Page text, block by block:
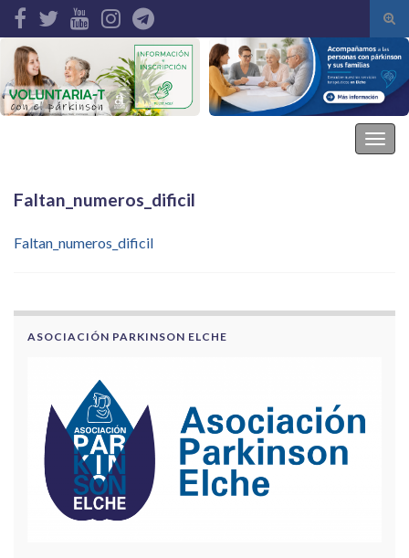
de
Search for:
Faltan_numeros_dificil
Faltan_numeros_dificil
ASOCIACIÓN PARKINSON ELCHE